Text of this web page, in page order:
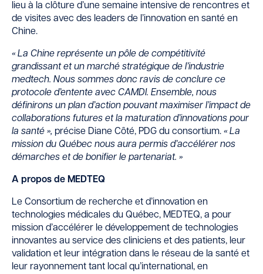
lieu à la clôture d’une semaine intensive de rencontres et
de visites avec des leaders de l’innovation en santé en
Chine.
« La Chine représente un pôle de compétitivité
grandissant et un marché stratégique de l’industrie
medtech. Nous sommes donc ravis de conclure ce
protocole d’entente avec CAMDI. Ensemble, nous
définirons un plan d’action pouvant maximiser l’impact de
collaborations futures et la maturation d’innovations pour
la santé », précise Diane Côté, PDG du consortium. « La
mission du Québec nous aura permis d’accélérer nos
démarches et de bonifier le partenariat. »
A propos de MEDTEQ
Le Consortium de recherche et d’innovation en
technologies médicales du Québec, MEDTEQ, a pour
mission d’accélérer le développement de technologies
innovantes au service des cliniciens et des patients, leur
validation et leur intégration dans le réseau de la santé et
leur rayonnement tant local qu’international, en